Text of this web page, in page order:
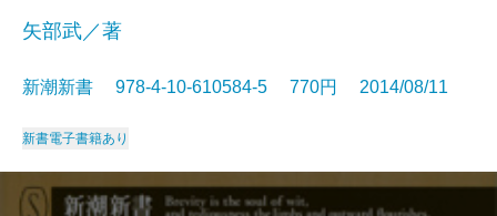
矢部武／著
新潮新書 978-4-10-610584-5 770円 2014/08/11
新書電子書籍あり